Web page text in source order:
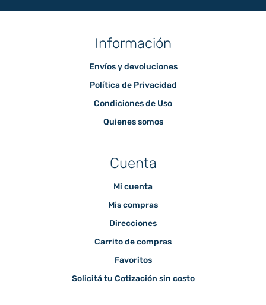
Información
Envíos y devoluciones
Política de Privacidad
Condiciones de Uso
Quienes somos
Cuenta
Mi cuenta
Mis compras
Direcciones
Carrito de compras
Favoritos
Solicitá tu Cotización sin costo